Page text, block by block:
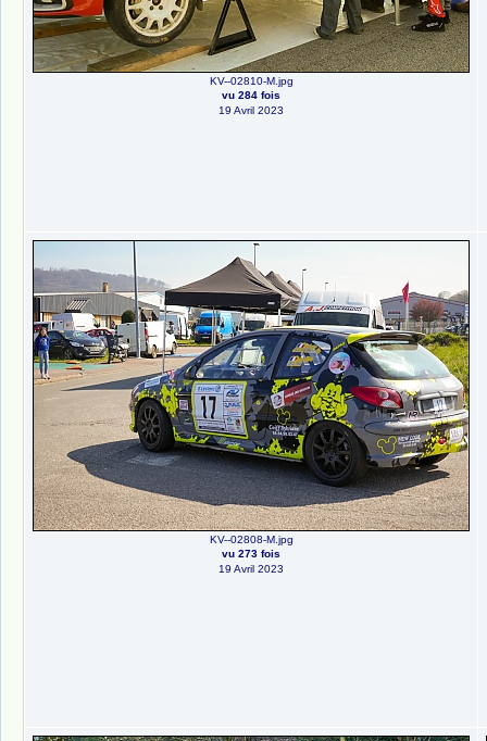
KV--02810-M.jpg
vu 284 fois
19 Avril 2023
KV--02808-M.jpg
vu 273 fois
19 Avril 2023